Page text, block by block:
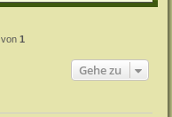
von 1
Gehe zu